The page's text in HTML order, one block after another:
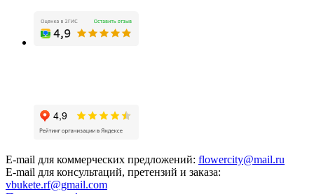
E-mail для коммерческих предложений: flowercity@mail.ru
E-mail для консультаций, претензий и заказа:
vbukete.rf@gmail.com